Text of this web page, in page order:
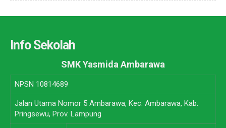
Info Sekolah
SMK Yasmida Ambarawa
NPSN 10814689
Jalan Utama Nomor 5 Ambarawa, Kec. Ambarawa, Kab.
Pringsewu, Prov. Lampung